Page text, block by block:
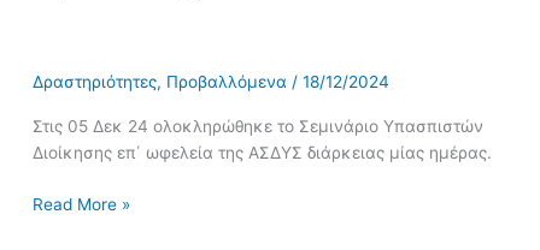
Δραστηριότητες, Προβαλλόμενα /18/12/2024
Στις 05 Δεκ 24 ολοκληρώθηκε το Σεμινάριο Υπασπιστών
Διοίκησης επ΄ ωφελεία της ΑΣΔΥΣ διάρκειας μίας ημέρας.
Read More »